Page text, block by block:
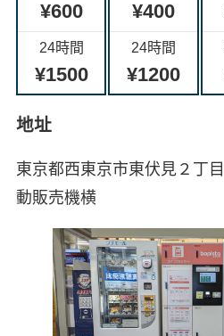
¥600
24時間
¥1500
¥400
24時間
¥1200
地址
東京都西東京市東伏見２丁
動販売機横